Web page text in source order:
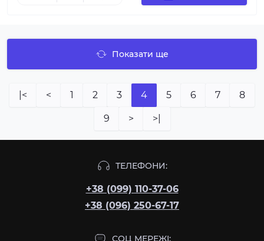
Показати ще
|< < 1 2 3 4 5 6 7 8
9 > >|
ТЕЛЕФОНИ:
+38 (099) 110-37-06
+38 (096) 250-67-17
СОЦ МЕРЕЖІ: